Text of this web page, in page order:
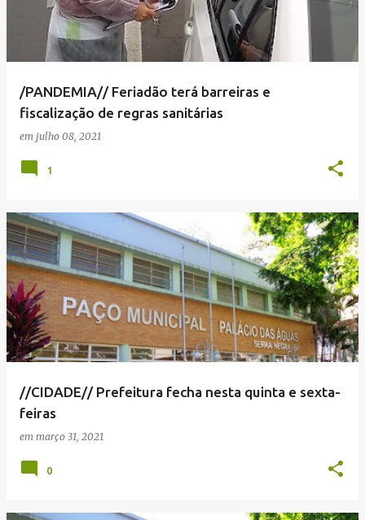
/PANDEMIA// Feriadão terá barreiras e
fiscalização de regras sanitárias
em julho 08, 2021
1
//CIDADE// Prefeitura fecha nesta quinta e sexta-
feiras
em março 31, 2021
0